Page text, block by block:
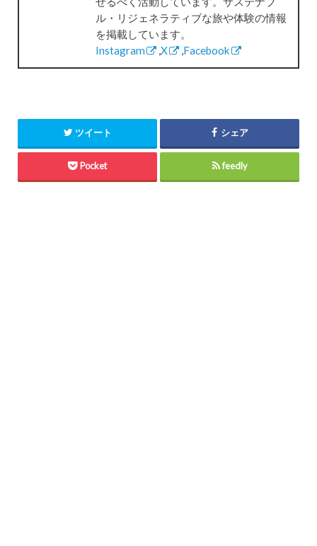
ル・リジェネラティブな旅や体験の情報
を掲載しています。
Instagram
,X ,Facebook
ツイート シェア
Pocket feedly